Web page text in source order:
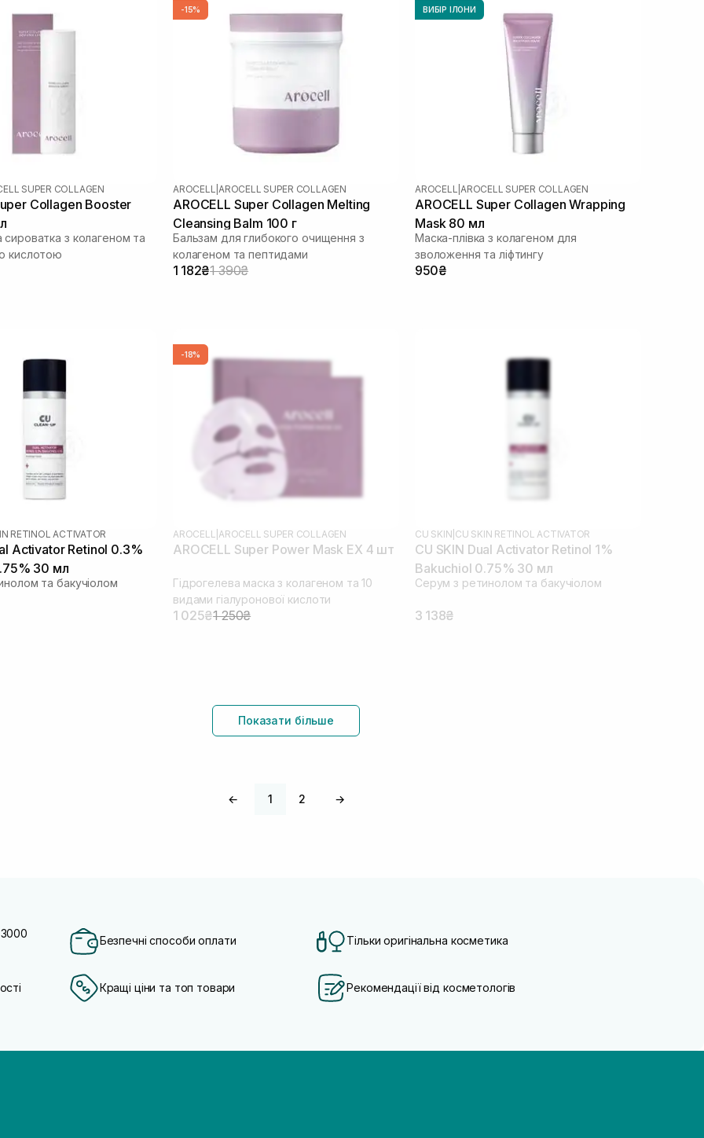
SUPER COLLAGEN
Collagen Booster
з колагеном та
кислотою
-15%
AROCELL AROCELL SUPER COLLAGEN
AROCELL Super Collagen Melting
Cleansing Balm 100 г
Бальзам для глибокого очищення з
колагеном та пептидами
1 182₴1 390₴
ВИБІР ІЛОНИ
AROCELL AROCELL SUPER COLLAGEN
AROCELL Super Collagen Wrapping
Mask 80 мл
Маска-плівка з колагеном для
зволоження та ліфтингу
950₴
RETINOL ACTIVATOR
Activator Retinol 0.3%
30 мл
та бакучіолом
-18%
AROCELL AROCELL SUPER COLLAGEN
AROCELL Super Power Mask EX 4 шт
Гідрогелева маска з колагеном та 10
видами гіалуронової кислоти
1 025₴1 250₴
CU SKIN CU SKIN RETINOL ACTIVATOR
CU SKIN Dual Activator Retinol 1%
Bakuchiol 0.75% 30 мл
Серум з ретинолом та бакучіолом
3 138₴
Показати більше
← 1 2 →
Безпечні способи оплати Тільки оригінальна косметика
Кращі ціни та топ товари Рекомендації від косметологів